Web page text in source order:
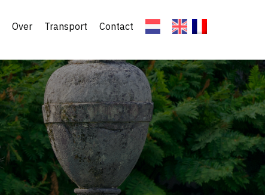
Over Transport Contact